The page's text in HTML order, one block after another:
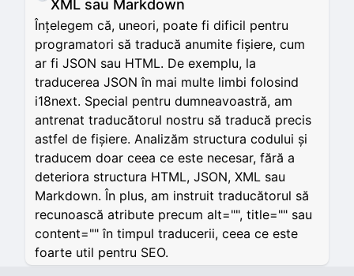
XML sau Markdown
Înțelegem că, uneori, poate fi dificil pentru
programatori să traducă anumite fișiere, cum
ar fi JSON sau HTML. De exemplu, la
traducerea JSON în mai multe limbi folosind
i18next. Special pentru dumneavoastră, am
antrenat traducătorul nostru să traducă precis
astfel de fișiere. Analizăm structura codului și
traducem doar ceea ce este necesar, fără a
deteriora structura HTML, JSON, XML sau
Markdown. În plus, am instruit traducătorul să
recunoască atribute precum alt="", title="" sau
content="" în timpul traducerii, ceea ce este
foarte util pentru SEO.